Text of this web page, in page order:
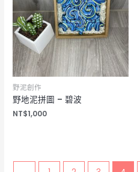
野泥創作
野地泥拼圖 – 碧波
NT$1,000